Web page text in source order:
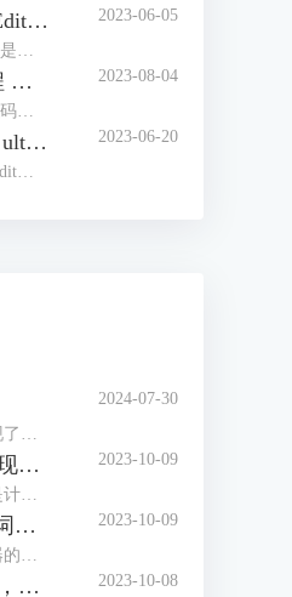
UltraEdit替换换行符 UltraEdit替换功能
在文本编辑和编程领域，UltraEdit是一款广受欢迎的文本编辑器，它具有强大的功能和灵活的操作，可以提高工作效率。本文将介绍UltraEdit替换换行符，UltraEdit替换功能的内容。
2023-06-05
UltraEdit安装激活换机教程 如何生成脱机许可证
UltraEdit是深受编程人士喜爱的代码编辑器之一，简洁干净的工作界面，标配的语法高亮功能，代码折叠等高效编程功能，并且，还支持HTML、PHP和JavaScript等语法，让代码编辑、文档内容处理更加方便。
2023-08-04
ultraedit乱码怎么恢复中文 ultraedit中文乱码如何设置
在编程和文本编辑过程中，UltraEdit是一款常用的高效编辑器，其强大的功能和易用性得到了全球数以百万计的用户的信赖。然而，我们可能会在使用中遇到一些问题，比如文档的中文乱码。在这篇文章中，我们将解答ultraedit乱码怎么恢复中文，ultraedit中文乱码如何设置的问题。
2023-06-20
云存储服务进入编辑器，沿着出现了编写脚本和自动化工作流的新方法。
2024-07-30
为什么使用UE编辑器会出现应用错误，Ultraedit应用程序错误怎么办
在现代的数字时代，文本编辑器是计算机用户不可或缺的工具之一。UltraEdit（UE）作为一款备受欢迎的文本编辑器，为用户提供了丰富的功能和出色的编辑体验。然而，有时用户可能会遇到应用程序错误的问题，这不仅影响了工作效率，还让人感到困扰。本文将深入研究为什么使用UE编辑器会出现应用错误，Ultraedit应用程序错误怎么办。同时，我们还将分享一些防止UE编辑器报错的实用技巧，以确保你的编辑体验始终顺畅无阻。
2023-10-09
Ultraedit怎么让Perl的关键词高亮，Ultraedit里的Python语法高亮怎么做
在现代软件开发领域，文本编辑器的选择对于程序员来说至关重要。UltraEdit（UE）作为一款功能强大的文本编辑器，提供了丰富的功能，其中包括语法高亮。本文将深入研究如何在UltraEdit中实现Perl关键词的高亮显示，以及如何设置Python语法高亮。此外，我们还将探讨语法高亮对开发人员的好处。让我们一起来学习这些有关UltraEdit的技巧和优势。
2023-10-09
ultraedit新建工程项目教程，UE怎么管理工程项目文件 2023-10-08